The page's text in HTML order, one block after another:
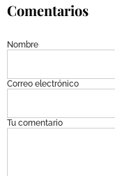
Comentarios
Nombre
Correo electrónico
Tu comentario